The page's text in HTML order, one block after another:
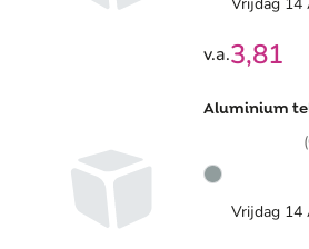
v.a.3,81
Aluminium
Vrijdag 14